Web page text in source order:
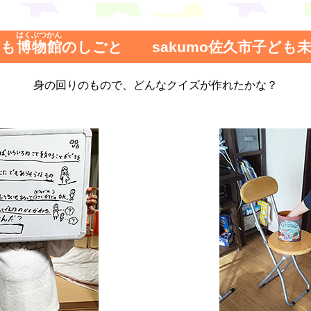
博物館
はくぶつかん
のしごと sakumo佐久市子ども未
身の回りのもので、どんなクイズが作れたかな？